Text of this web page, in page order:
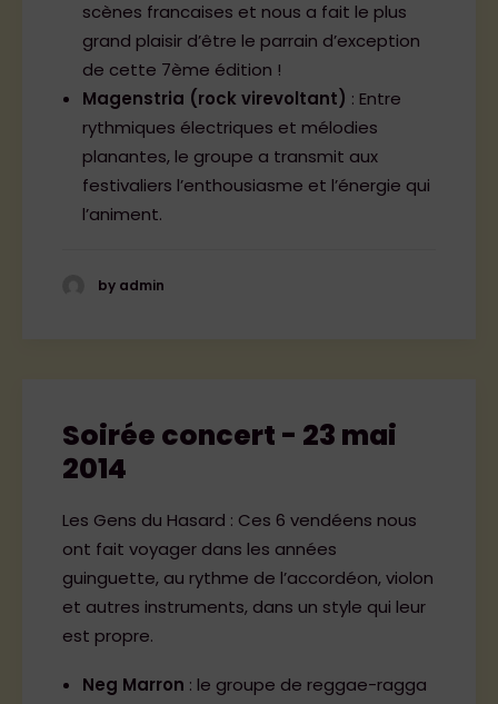
scènes francaises et nous a fait le plus
grand plaisir d’être le parrain d’exception
de cette 7ème édition !
Magenstria (rock virevoltant) : Entre
rythmiques électriques et mélodies
planantes, le groupe a transmit aux
festivaliers l’enthousiasme et l’énergie qui
l’animent.
by admin
Soirée concert - 23 mai
2014
Les Gens du Hasard : Ces 6 vendéens nous
ont fait voyager dans les années
guinguette, au rythme de l’accordéon, violon
et autres instruments, dans un style qui leur
est propre.
Neg Marron : le groupe de reggae-ragga